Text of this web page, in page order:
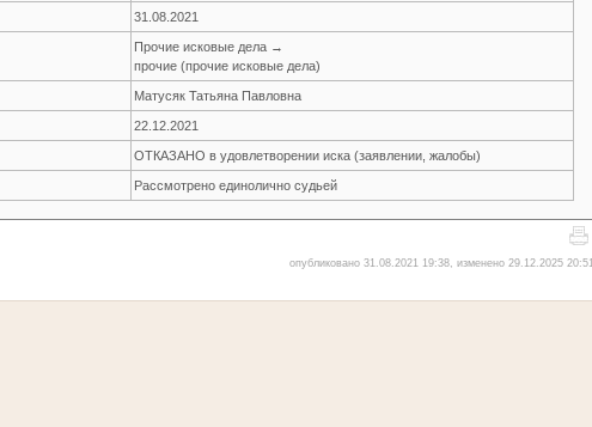
31.08.2021
Прочие исковые дела →
прочие (прочие исковые дела)
Матусяк Татьяна Павловна
22.12.2021
ОТКАЗАНО в удовлетворении иска (заявлении, жалобы)
Рассмотрено единолично судьей
опубликовано 31.08.2021 19:38, изменено 29.12.2025 20:51